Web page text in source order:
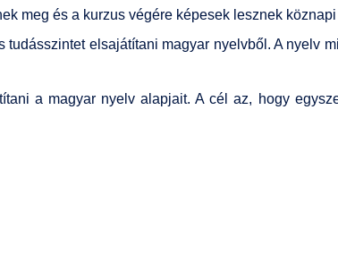
meg és a kurzus végére képesek lesznek
elsajátítani magyar nyelvből. A nyelv
a magyar nyelv alapjait. A cél az, hogy